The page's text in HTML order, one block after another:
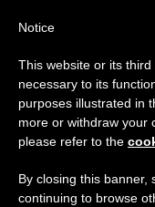
GIORNO
Notice
This website or its
necessary to its
purposes illustrated in
more or withdraw your
please refer to the
By closing this banner,
continuing to browse